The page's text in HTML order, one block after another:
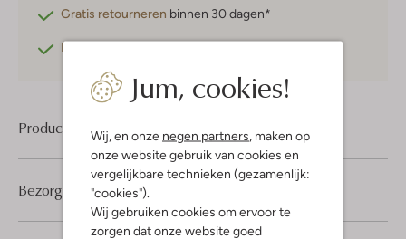
Jum, cookies!
Wij, en onze negen partners, maken op
onze website gebruik van cookies en
vergelijkbare technieken (gezamenlijk:
"cookies").
Wij gebruiken cookies om ervoor te
zorgen dat onze website goed
Gratis retourneren binnen 30 dagen*
Betaal achteraf
Product informatie
Bezorgen & retourneren